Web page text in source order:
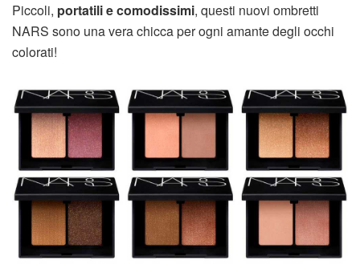
Piccoli, portatili e comodissimi, questi nuovi ombretti
NARS sono una vera chicca per ogni amante degli occhi
colorati!